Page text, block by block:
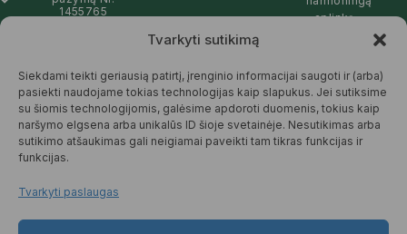
Tvarkyti sutikimą
Siekdami teikti geriausią patirtį, įrenginio informacijai saugoti ir (arba)
pasiekti naudojame tokias technologijas kaip slapukus. Jei sutiksime
su šiomis technologijomis, galėsime apdoroti duomenis, tokius kaip
naršymo elgsena arba unikalūs ID šioje svetainėje. Nesutikimas arba
sutikimo atšaukimas gali neigiamai paveikti tam tikras funkcijas ir
funkcijas.
Tvarkyti paslaugas
1455765
09:00 - 19:00
aplinką –
draugiškos tiek
Jums, tiek
gamtai.
DAUGIAU